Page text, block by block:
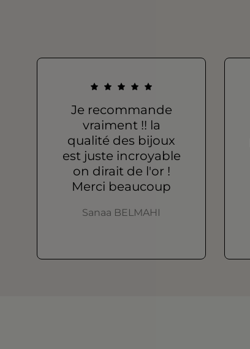
Je recommande
vraiment !! la
qualité des bijoux
est juste incroyable
on dirait de l'or !
Merci beaucoup
Sanaa BELMAHI